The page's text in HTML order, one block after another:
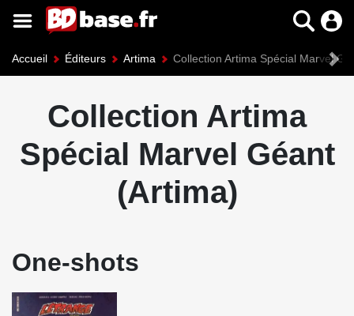
Accueil Éditeurs Artima Collection Artima Spécial Marvel
Collection Artima
Spécial Marvel Géant
(Artima)
One-shots